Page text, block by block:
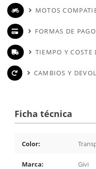
MOTOS
FORMAS DE PAGO
TIEMPO Y COSTE
CAMBIOS Y
Ficha técnica
Color:
Marca: Givi